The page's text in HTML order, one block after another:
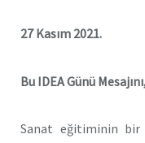
27 Kasım 2021.
Bu IDEA Günü
Sanat eğitiminin bir